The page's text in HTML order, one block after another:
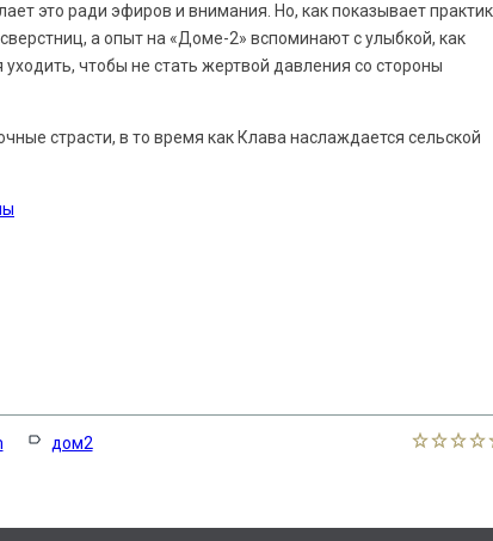
это ради эфиров и внимания. Но, как показывает
а опыт на «Доме-2» вспоминают с улыбкой, как
чтобы не стать жертвой давления со стороны
страсти, в то время как Клава наслаждается сельской
дом2